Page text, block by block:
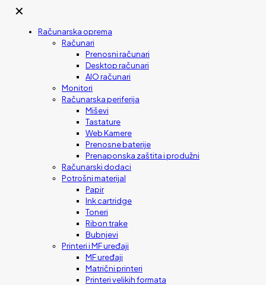
✕
Računarska oprema
Računari
Prenosni računari
Desktop računari
AIO računari
Monitori
Računarska periferija
Miševi
Tastature
Web Kamere
Prenosne baterije
Prenaponska zaštita i produžni
Računarski dodaci
Potrošni materijal
Papir
Ink cartridge
Toneri
Ribon trake
Bubnjevi
Printeri i MF uređaji
MF uređaji
Matrični printeri
Printeri velikih formata